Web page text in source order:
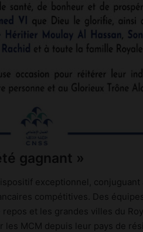
gagnant »
exceptionnel, conjuguant
compétitives. Des
et les grandes villes du
MCM depuis leur pays de